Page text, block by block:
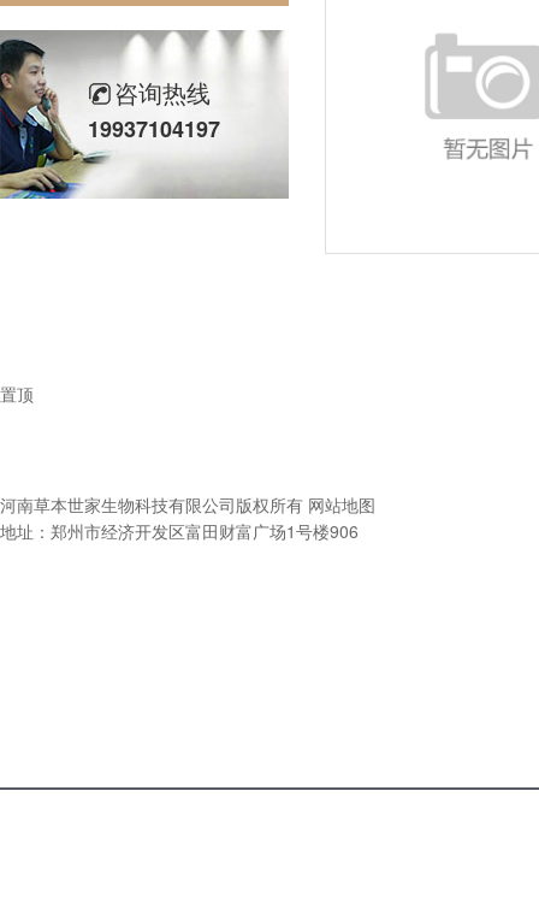
咨询热线
19937104197
置顶
河南草本世家生物科技有限公司版权所有 网站地图
地址：郑州市经济开发区富田财富广场1号楼906